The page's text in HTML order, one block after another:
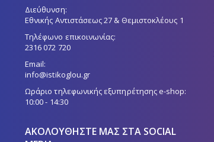
Διεύθυνση:
Εθνικής Αντιστάσεως 27 & Θεμιστοκλέους 1
Τηλέφωνο επικοινωνίας:
2316 072 720
Email:
info@istikoglou.gr
Ωράριο τηλεφωνικής εξυπηρέτησης e-shop:
10:00 - 14:30
ΑΚΟΛΟΥΘΉΣΤΕ ΜΑΣ ΣΤΑ SOCIAL